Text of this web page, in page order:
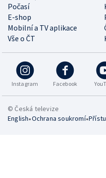
Počasí
E-shop
Mobilní a TV aplikace
Vše o ČT
Instagram Facebook
© Česká televize
English•Ochrana soukromí•